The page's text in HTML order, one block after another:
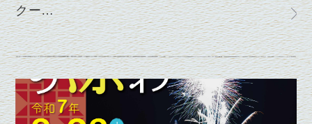
クー…